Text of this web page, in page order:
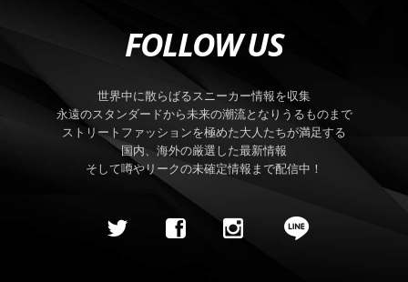
FOLLOW US
世界中に散らばるスニーカー情報を収集
永遠のスタンダードから未来の潮流となりうるものまで
ストリートファッションを極めた大人たちが満足する
国内、海外の厳選した最新情報
そして噂やリークの未確定情報まで配信中！